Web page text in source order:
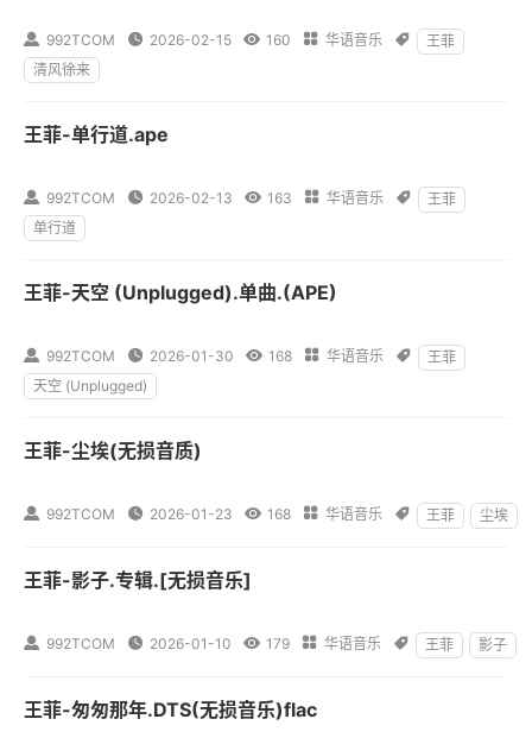
 992TCOM  2026-02-15  160  华语音乐 
王菲
清风徐来
王菲-单行道.ape
 992TCOM  2026-02-13  163  华语音乐 
王菲
单行道
王菲-天空 (Unplugged).单曲.(APE)
 992TCOM  2026-01-30  168  华语音乐 
王菲
天空 (Unplugged)
王菲-尘埃(无损音质)
 992TCOM  2026-01-23  168  华语音乐  王菲 尘埃
王菲-影子.专辑.[无损音乐]
 992TCOM  2026-01-10  179  华语音乐  王菲 影子
王菲-匆匆那年.DTS(无损音乐)flac